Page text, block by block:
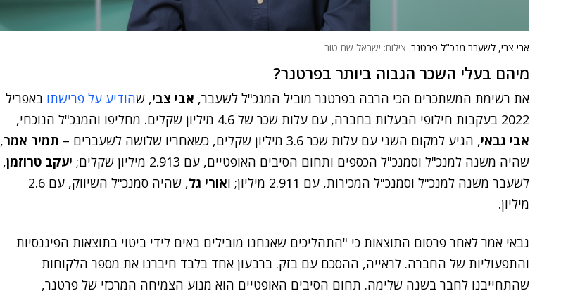
אבי צבי, לשעבר מנכ"ל פרטנר. צילום: ישראל שם טוב
מיהם בעלי השכר הגבוה ביותר בפרטנר?
את רשימת המשתכרים הכי הרבה בפרטנר מוביל המנכ"ל לשעבר, אבי צבי, שהודיע על פרישתו באפריל
2022 בעקבות חילופי הבעלות בחברה, עם עלות שכר של 4.6 מיליון שקלים. מחליפו והמנכ"ל הנוכחי,
אבי גבאי, הגיע למקום השני עם עלות שכר 3.6 מיליון שקלים, כשאחריו שלושה לשעברים – תמיר אמר,
שהיה משנה למנכ"ל וסמנכ"ל הכספים ותחום הסיבים האופטיים, עם 2.913 מיליון שקלים;
יעקב טרוזמן,
לשעבר משנה למנכ"ל וסמנכ"ל המכירות, עם 2.911 מיליון; ו
אורי גל
, שהיה סמנכ"ל השיווק, עם 2.6
מיליון.
גבאי אמר לאחר פרסום התוצאות כי "התהליכים שאנחנו מובילים באים לידי ביטוי בתוצאות הפיננסיות
והתפעוליות של החברה. לראייה, ההסכם עם בזק. ברבעון אחד בלבד חיברנו את מספר הלקוחות
שהתחייבנו לחבר בשנה שלימה. תחום הסיבים האופטיים הוא מנוע הצמיחה המרכזי של פרטנר,